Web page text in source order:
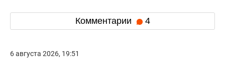
Комментарии 4
6 августа 2026, 19:51